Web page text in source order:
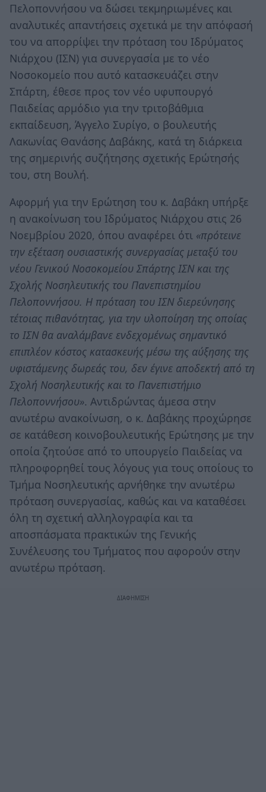
Πελοποννήσου να δώσει τεκμηριωμένες και
αναλυτικές απαντήσεις σχετικά με την απόφασή
του να απορρίψει την πρόταση του Ιδρύματος
Νιάρχου (ΙΣΝ) για συνεργασία με το νέο
Νοσοκομείο που αυτό κατασκευάζει στην
Σπάρτη, έθεσε προς τον νέο υφυπουργό
Παιδείας αρμόδιο για την τριτοβάθμια
εκπαίδευση, Άγγελο Συρίγο, ο βουλευτής
Λακωνίας Θανάσης Δαβάκης, κατά τη διάρκεια
της σημερινής συζήτησης σχετικής Ερώτησής
του, στη Βουλή.
Αφορμή για την Ερώτηση του κ. Δαβάκη υπήρξε
η ανακοίνωση του Ιδρύματος Νιάρχου στις 26
Νοεμβρίου 2020, όπου αναφέρει ότι «πρότεινε
την εξέταση ουσιαστικής συνεργασίας μεταξύ του
νέου Γενικού Νοσοκομείου Σπάρτης ΙΣΝ και της
Σχολής Νοσηλευτικής του Πανεπιστημίου
Πελοποννήσου. Η πρόταση του ΙΣΝ διερεύνησης
τέτοιας πιθανότητας, για την υλοποίηση της οποίας
το ΙΣΝ θα αναλάμβανε ενδεχομένως σημαντικό
επιπλέον κόστος κατασκευής μέσω της αύξησης της
υφιστάμενης δωρεάς του, δεν έγινε αποδεκτή από τη
Σχολή Νοσηλευτικής και το Πανεπιστήμιο
Πελοποννήσου». Αντιδρώντας άμεσα στην
ανωτέρω ανακοίνωση, ο κ. Δαβάκης προχώρησε
σε κατάθεση κοινοβουλευτικής Ερώτησης με την
οποία ζητούσε από το υπουργείο Παιδείας να
πληροφορηθεί τους λόγους για τους οποίους το
Τμήμα Νοσηλευτικής αρνήθηκε την ανωτέρω
πρόταση συνεργασίας, καθώς και να καταθέσει
όλη τη σχετική αλληλογραφία και τα
αποσπάσματα πρακτικών της Γενικής
Συνέλευσης του Τμήματος που αφορούν στην
ανωτέρω πρόταση.